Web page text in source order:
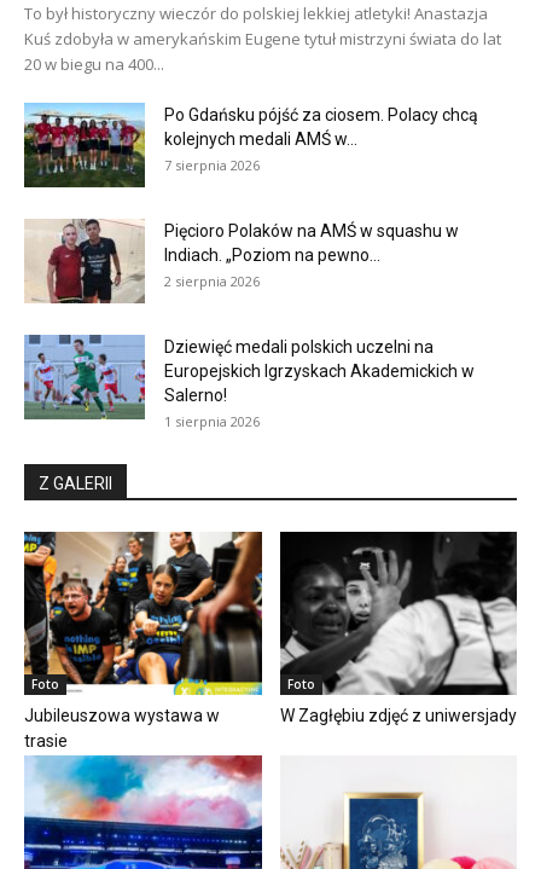
To był historyczny wieczór do polskiej lekkiej atletyki! Anastazja
Kuś zdobyła w amerykańskim Eugene tytuł mistrzyni świata do lat
20 w biegu na 400...
Po Gdańsku pójść za ciosem. Polacy chcą
kolejnych medali AMŚ w...
7 sierpnia 2026
Pięcioro Polaków na AMŚ w squashu w
Indiach. „Poziom na pewno...
2 sierpnia 2026
Dziewięć medali polskich uczelni na
Europejskich Igrzyskach Akademickich w
Salerno!
1 sierpnia 2026
Z GALERII
Foto
Jubileuszowa wystawa w
trasie
Foto
W Zagłębiu zdjęć z uniwersjady